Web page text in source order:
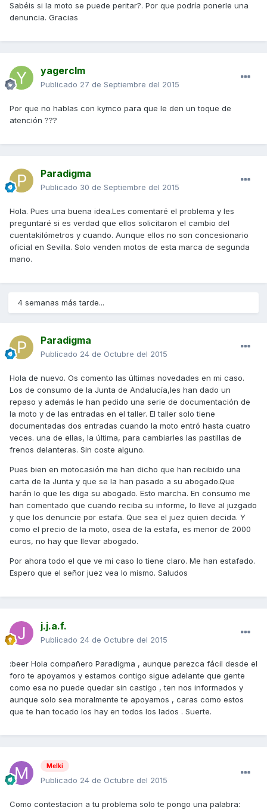
Sabéis si la moto se puede peritar?. Por que podría ponerle una
denuncia. Gracias
yagerclm
Publicado 27 de Septiembre del 2015
Por que no hablas con kymco para que le den un toque de
atención ???
Paradigma
Publicado 30 de Septiembre del 2015
Hola. Pues una buena idea.Les comentaré el problema y les
preguntaré si es verdad que ellos solicitaron el cambio del
cuentakilómetros y cuando. Aunque ellos no son concesionario
oficial en Sevilla. Solo venden motos de esta marca de segunda
mano.
4 semanas más tarde...
Paradigma
Publicado 24 de Octubre del 2015
Hola de nuevo. Os comento las últimas novedades en mi caso.
Los de consumo de la Junta de Andalucía,les han dado un
repaso y además le han pedido una serie de documentación de
la moto y de las entradas en el taller. El taller solo tiene
documentadas dos entradas cuando la moto entró hasta cuatro
veces. una de ellas, la última, para cambiarles las pastillas de
frenos delanteras. Sin coste alguno.
Pues bien en motocasión me han dicho que han recibido una
carta de la Junta y que se la han pasado a su abogado.Que
harán lo que les diga su abogado. Esto marcha. En consumo me
han comentado que cuando reciba su informe, lo lleve al juzgado
y que los denuncie por estafa. Que sea el juez quien decida. Y
como el precio de la moto, osea de la estafa, es menor de 2000
euros, no hay que llevar abogado.
Por ahora todo el que ve mi caso lo tiene claro. Me han estafado.
Espero que el señor juez vea lo mismo. Saludos
j.j.a.f.
Publicado 24 de Octubre del 2015
:beer Hola compañero Paradigma , aunque parezca fácil desde el
foro te apoyamos y estamos contigo sigue adelante que gente
como esa no puede quedar sin castigo , ten nos informados y
aunque solo sea moralmente te apoyamos , caras como estos
que te han tocado los hay en todos los lados . Suerte.
Melki
Publicado 24 de Octubre del 2015
Como contestacion a tu problema solo te pongo una palabra: